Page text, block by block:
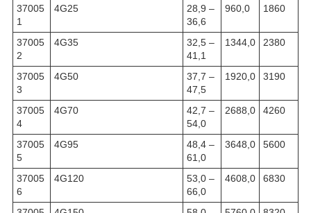
37005
1
4G25
28,9 –
36,6
960,0 1860
37005
2
4G35
32,5 –
41,1
1344,0 2380
37005
3
4G50
37,7 –
47,5
1920,0 3190
37005
4
4G70
42,7 –
54,0
2688,0 4260
37005
5
4G95
48,4 –
61,0
3648,0 5600
37005
6
4G120
53,0 –
66,0
4608,0 6830